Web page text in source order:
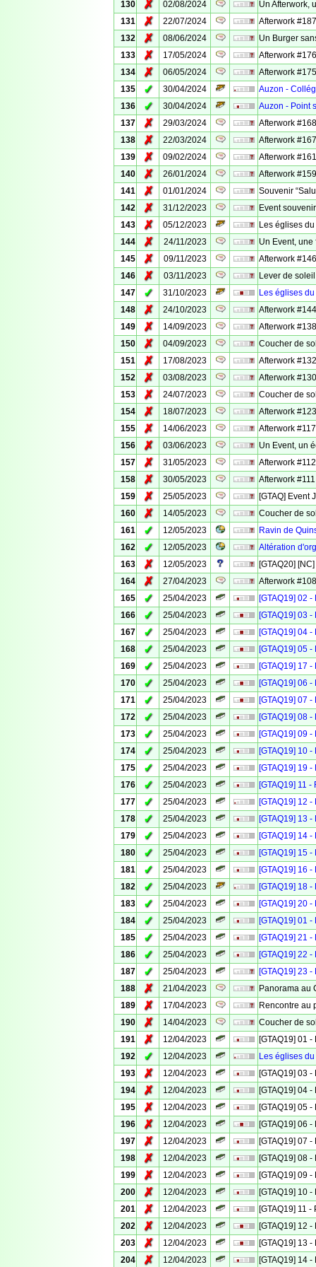
130 ✗ 02/08/2024
Un Afterwork,
131
✗ 22/07/2024
Afterwork
132
✗ 08/06/2024
Un Burger
133
✗ 17/05/2024
Afterwork
134
✗ 06/05/2024
Afterwork
135
✓ 30/04/2024
Auzon -
136
✓ 30/04/2024
Auzon - Point
137
✗ 29/03/2024
Afterwork
138
✗ 22/03/2024
Afterwork
139
✗ 09/02/2024
Afterwork
140
✗ 26/01/2024
Afterwork
141
✗ 01/01/2024
Souvenir
142
✗ 31/12/2023
Event
143
✗ 05/12/2023
Les églises
144
✗ 24/11/2023
Un Event,
145
✗ 09/11/2023
Afterwork
146
✗ 03/11/2023
Lever de
147
✓ 31/10/2023
Les églises
148
✗ 24/10/2023
Afterwork
149
✗ 14/09/2023
Afterwork
150
✗ 04/09/2023
Coucher de
151
✗ 17/08/2023
Afterwork
152
✗ 03/08/2023
Afterwork
153
✗ 24/07/2023
Coucher de
154
✗ 18/07/2023
Afterwork
155
✗ 14/06/2023
Afterwork
156
✗ 03/06/2023
Un Event, un
157
✗ 31/05/2023
Afterwork
158
✗ 30/05/2023
Afterwork
159
✗ 25/05/2023
[GTAQ] Event
160
✗ 14/05/2023
Coucher de
161
✓ 12/05/2023
Ravin de
162
✓ 12/05/2023
Altération
163
✗ 12/05/2023
[GTAQ20]
164
✗ 27/04/2023
Afterwork
165
✓ 25/04/2023
[GTAQ19] 02
166
✓ 25/04/2023
[GTAQ19] 03
167
✓ 25/04/2023
[GTAQ19] 04
168
✓ 25/04/2023
[GTAQ19] 05
169
✓ 25/04/2023
[GTAQ19] 17
170
✓ 25/04/2023
[GTAQ19] 06
171
✓ 25/04/2023
[GTAQ19] 07
172
✓ 25/04/2023
[GTAQ19] 08
173
✓ 25/04/2023
[GTAQ19] 09
174
✓ 25/04/2023
[GTAQ19] 10
175
✓ 25/04/2023
[GTAQ19] 19
176
✓ 25/04/2023
[GTAQ19] 11
177
✓ 25/04/2023
[GTAQ19] 12
178
✓ 25/04/2023
[GTAQ19] 13
179
✓ 25/04/2023
[GTAQ19] 14
180
✓ 25/04/2023
[GTAQ19] 15
181
✓ 25/04/2023
[GTAQ19] 16
182
✓ 25/04/2023
[GTAQ19] 18
183
✓ 25/04/2023
[GTAQ19] 20
184
✓ 25/04/2023
[GTAQ19] 01
185
✓ 25/04/2023
[GTAQ19] 21
186
✓ 25/04/2023
[GTAQ19] 22
187
✓ 25/04/2023
[GTAQ19] 23
188
✗ 21/04/2023
Panorama au
189
✗ 17/04/2023
Rencontre au
190
✗ 14/04/2023
Coucher de
191
✗ 12/04/2023
[GTAQ19] 01
192
✓ 12/04/2023
Les églises
193
✗ 12/04/2023
[GTAQ19] 03
194
✗ 12/04/2023
[GTAQ19] 04
195
✗ 12/04/2023
[GTAQ19] 05
196
✗ 12/04/2023
[GTAQ19] 06
197
✗ 12/04/2023
[GTAQ19] 07
198
✗ 12/04/2023
[GTAQ19] 08
199
✗ 12/04/2023
[GTAQ19] 09
200
✗ 12/04/2023
[GTAQ19] 10
201
✗ 12/04/2023
[GTAQ19] 11
202
✗ 12/04/2023
[GTAQ19] 12
203
✗ 12/04/2023
[GTAQ19] 13
204
✗ 12/04/2023
[GTAQ19] 14